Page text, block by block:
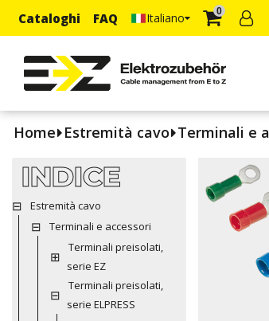
Cataloghi FAQ Italiano 0
Home Estremità cavo Terminali e
INDICE
Estremità cavo
Terminali e accessori
Terminali preisolati,
serie EZ
Terminali preisolati,
serie ELPRESS